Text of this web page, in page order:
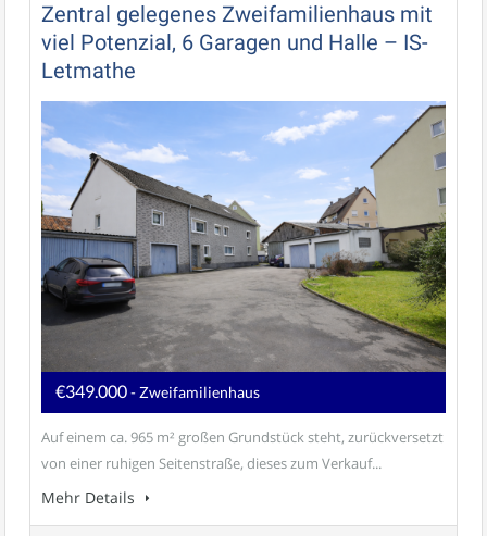
Zentral gelegenes Zweifamilienhaus mit
viel Potenzial, 6 Garagen und Halle – IS-
Letmathe
€349.000- Zweifamilienhaus
Auf einem ca. 965 m² großen Grundstück steht, zurückversetzt
von einer ruhigen Seitenstraße, dieses zum Verkauf...
Mehr Details